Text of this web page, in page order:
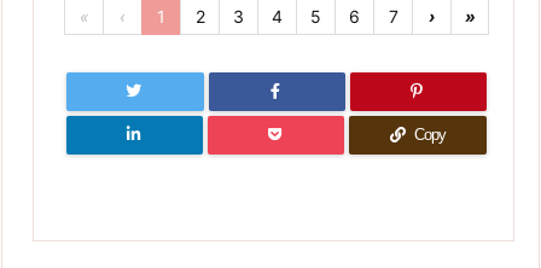
« ‹ 1 2 3 4 5 6 7 › »
Copy